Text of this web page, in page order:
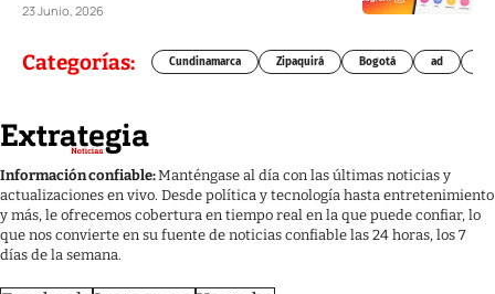
23 Junio, 2026
Categorías: Cundinamarca Zipaquirá Bogotá ad
Información confiable:Manténgase al día con las últimas noticias y
actualizaciones en vivo. Desde política y tecnología hasta entretenimiento
y más, le ofrecemos cobertura en tiempo real en la que puede confiar, lo
que nos convierte en su fuente de noticias confiable las 24 horas, los 7
días de la semana.